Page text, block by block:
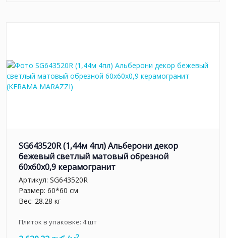
SG643520R (1,44м 4пл) Альберони декор
бежевый светлый матовый обрезной
60x60x0,9 керамогранит
Артикул: SG643520R
Размер: 60*60 см
Вес: 28.28 кг
Плиток в упаковке: 4шт